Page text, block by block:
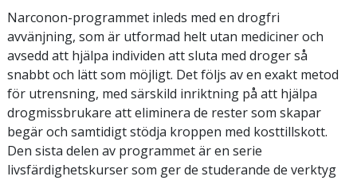
Narconon-programmet inleds med en drogfri
avvänjning, som är utformad helt utan mediciner och
avsedd att hjälpa individen att sluta med droger så
snabbt och lätt som möjligt. Det följs av en exakt metod
för utrensning, med särskild inriktning på att hjälpa
drogmissbrukare att eliminera de rester som skapar
begär och samtidigt stödja kroppen med kosttillskott.
Den sista delen av programmet är en serie
livsfärdighetskurser som ger de studerande de verktyg